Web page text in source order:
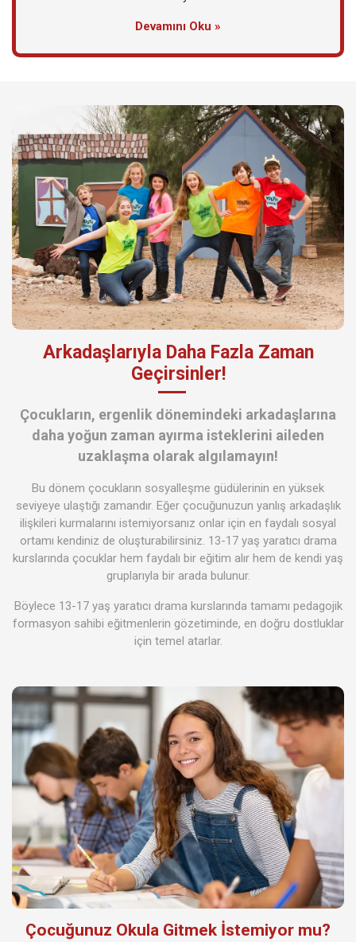
Devamını Oku »
Arkadaşlarıyla Daha Fazla Zaman
Geçirsinler!
Çocukların, ergenlik dönemindeki arkadaşlarına
daha yoğun zaman ayırma isteklerini aileden
uzaklaşma olarak algılamayın!
Bu dönem çocukların sosyalleşme güdülerinin en yüksek
seviyeye ulaştığı zamandır. Eğer çocuğunuzun yanlış arkadaşlık
ilişkileri kurmalarını istemiyorsanız onlar için en faydalı sosyal
ortamı kendiniz de oluşturabilirsiniz. 13-17 yaş yaratıcı drama
kurslarında çocuklar hem faydalı bir eğitim alır hem de kendi yaş
gruplarıyla bir arada bulunur.
Böylece 13-17 yaş yaratıcı drama kurslarında tamamı pedagojik
formasyon sahibi eğitmenlerin gözetiminde, en doğru dostluklar
için temel atarlar.
Çocuğunuz Okula Gitmek İstemiyor mu?